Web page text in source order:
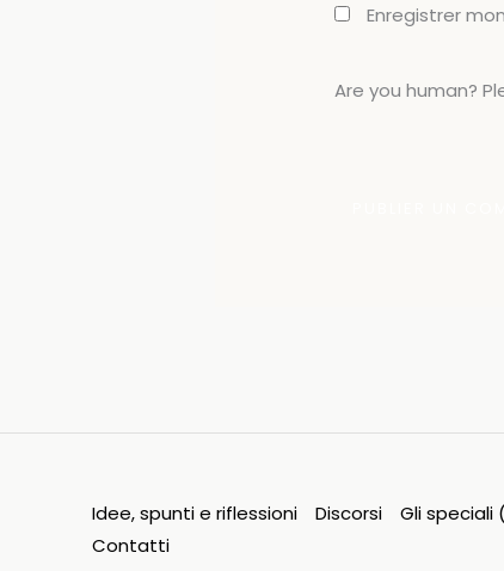
Enregistrer
Are you human?
Idee, spunti e riflessioni Discorsi Gli speciali
Contatti